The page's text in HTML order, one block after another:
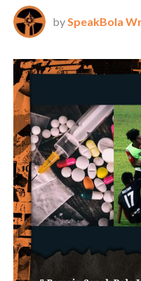
bySpeakBola